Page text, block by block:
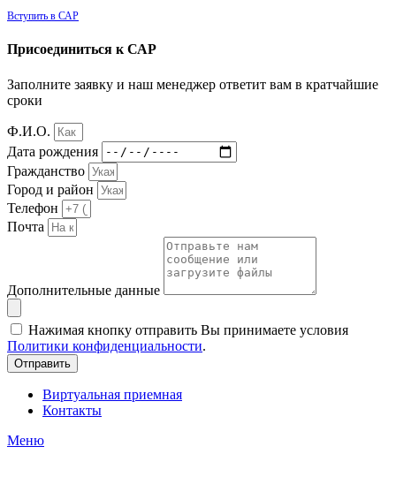
Вступить в САР
Присоединиться к САР
Заполните заявку и наш менеджер ответит вам в кратчайшие
сроки
Ф.И.О.
Дата рождения
Гражданство
Город и район
Телефон
Почта
Дополнительные данные
Нажимая кнопку отправить Вы принимаете условия
Политики конфиденциальности.
Отправить
Виртуальная приемная
Контакты
Меню